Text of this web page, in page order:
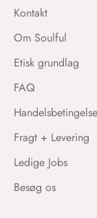
Kontakt
Om Soulful
Etisk grundlag
FAQ
Fragt + Levering
Ledige Jobs
Besøg os